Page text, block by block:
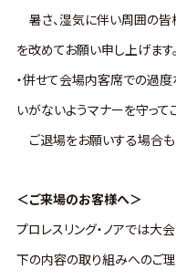
暑さ、湿気に伴い周囲の
を改めてお願い申し上げます。
・併せて会場内客席での過
いがないようマナーを守って
ご退場をお願いする場合も
＜ご来場のお客様へ＞
プロレスリング・ノアでは大
下の内容の取り組みへのご理